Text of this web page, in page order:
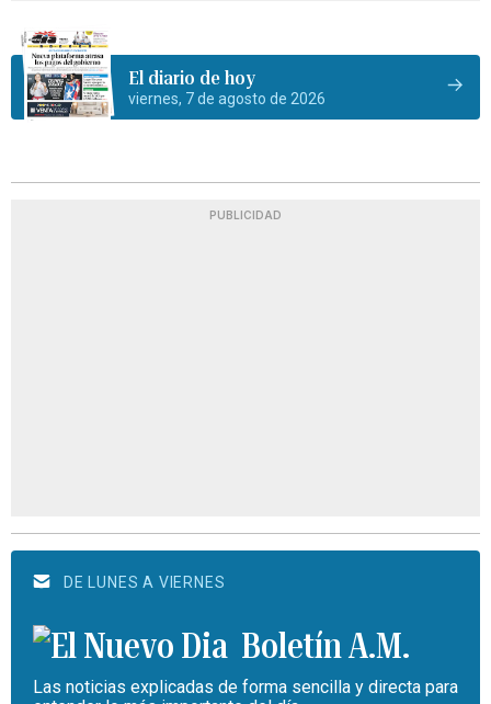
El diario de hoy
viernes, 7 de agosto de 2026
PUBLICIDAD
DE LUNES A VIERNES
Boletín A.M.
Las noticias explicadas de forma sencilla y directa para